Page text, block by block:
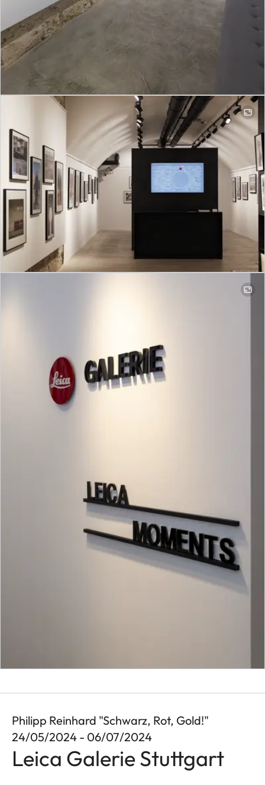
Philipp Reinhard "Schwarz, Rot, Gold!"
24/05/2024 - 06/07/2024
Leica Galerie Stuttgart